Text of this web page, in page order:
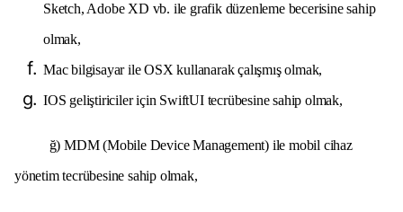
Sketch, Adobe XD vb. ile grafik düzenleme becerisine sahip
olmak,
Mac bilgisayar ile OSX kullanarak çalışmış olmak,
IOS geliştiriciler için SwiftUI tecrübesine sahip olmak,
ğ) MDM (Mobile Device Management) ile mobil cihaz
yönetim tecrübesine sahip olmak,